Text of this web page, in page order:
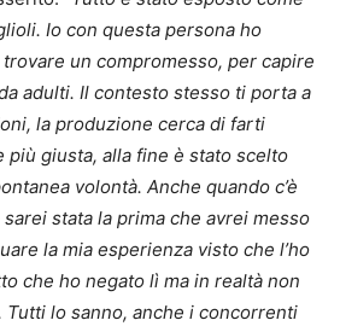
Io con questa persona ho
un compromesso, per capire
adulti. Il contesto stesso ti porta a
la produzione cerca di farti
più giusta, alla fine è stato scelto
volontà. Anche quando c’è
stata la prima che avrei messo
la mia esperienza visto che l’ho
che ho negato lì ma in realtà non
Tutti lo sanno, anche i concorrenti